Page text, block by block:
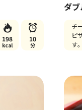
198
kcal
10
分
ダ
チ
ピ
す。